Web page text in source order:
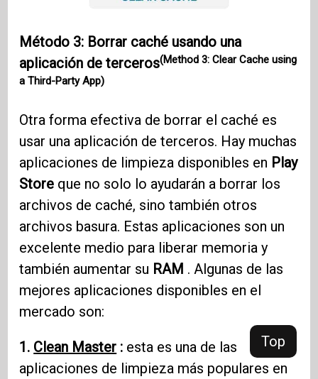
Top
Método 3: Borrar caché usando una
aplicación de terceros(Method 3: Clear Cache using
a Third-Party App)
Otra forma efectiva de borrar el caché es
usar una aplicación de terceros. Hay muchas
aplicaciones de limpieza disponibles en Play
Store que no solo lo ayudarán a borrar los
archivos de caché, sino también otros
archivos basura. Estas aplicaciones son un
excelente medio para liberar memoria y
también aumentar su RAM . Algunas de las
mejores aplicaciones disponibles en el
mercado son:
1. Clean Master : esta es una de las
aplicaciones de limpieza más populares en